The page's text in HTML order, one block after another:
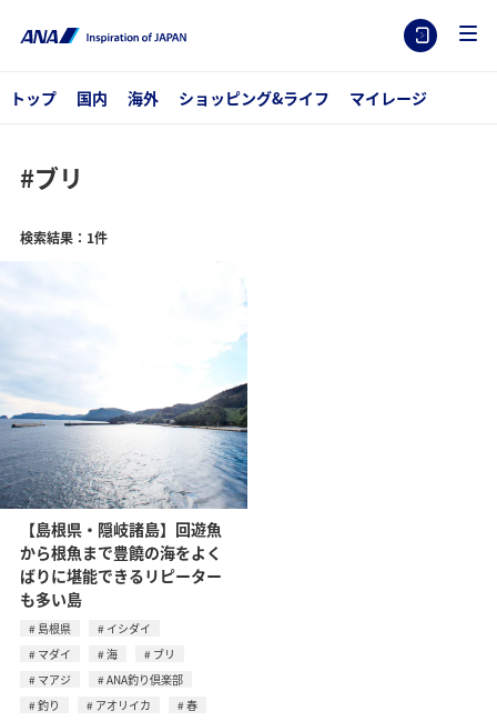
トップ 国内 海外 ショッピング&ライフ マイレージ
#ブリ
検索結果：1件
【島根県・隠岐諸島】回遊魚
から根魚まで豊饒の海をよく
ばりに堪能できるリピーター
も多い島
島根県
イシダイ
マダイ
海
ブリ
マアジ
ANA釣り倶楽部
釣り
アオリイカ
春